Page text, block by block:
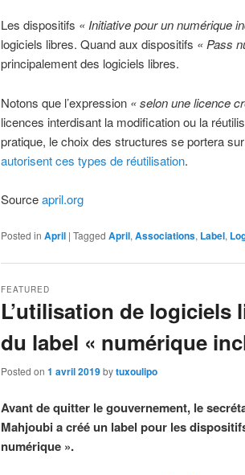
Les dispositifs « Initiative pour un numérique
logiciels libres. Quand aux dispositifs « Pass
principalement des logiciels libres.
Notons que l’expression « selon une licence
licences interdisant la modification ou la
pratique, le choix des structures se portera
autorisent ces types de réutilisation.
Sourceapril.org
Posted in April | Tagged April,Associations, Label,
L’utilisation de logiciels
du label « numérique
FEATURED
Posted on 1 avril 2019bytuxoulipo
Avant de quitter le gouvernement, le
Mahjoubi a créé un label pour les
numérique ».